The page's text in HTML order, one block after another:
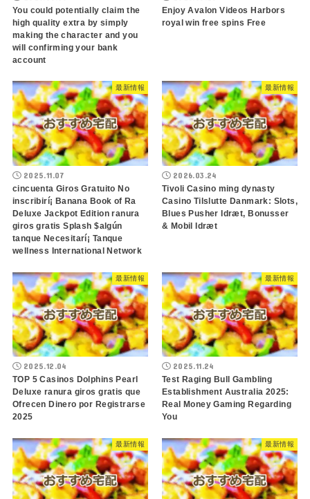
You could potentially claim the
high quality extra by simply
making the character and you
will confirming your bank
account
Enjoy Avalon Videos Harbors
royal win free spins Free
最新情報
2025.11.07
cincuenta Giros Gratuito No
inscribirí¡ Banana Book of Ra
Deluxe Jackpot Edition ranura
giros gratis Splash $algún
tanque Necesitarí¡ Tanque
wellness International Network
最新情報
2026.03.24
Tivoli Casino ming dynasty
Casino Tilslutte Danmark: Slots,
Blues Pusher Idræt, Bonusser
& Mobil Idræt
最新情報
2025.12.04
TOP 5 Casinos Dolphins Pearl
Deluxe ranura giros gratis que
Ofrecen Dinero por Registrarse
2025
最新情報
2025.11.24
Test Raging Bull Gambling
Establishment Australia 2025:
Real Money Gaming Regarding
You
最新情報 最新情報